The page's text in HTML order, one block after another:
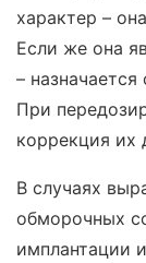
характер –
Если же она
–
При
коррекция их
В случаях
обморочных
имплантации